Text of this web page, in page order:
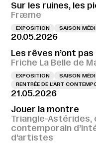
Sur les ruines, les
Fræme
EXPOSITION SAISON
20.05.2026
Les rêves n’ont
Friche La Belle de
EXPOSITION
SAISON
RENTRÉE DE L'ART
21.05.2026
Jouer la montre
Triangle-
contemporain
d’artistes